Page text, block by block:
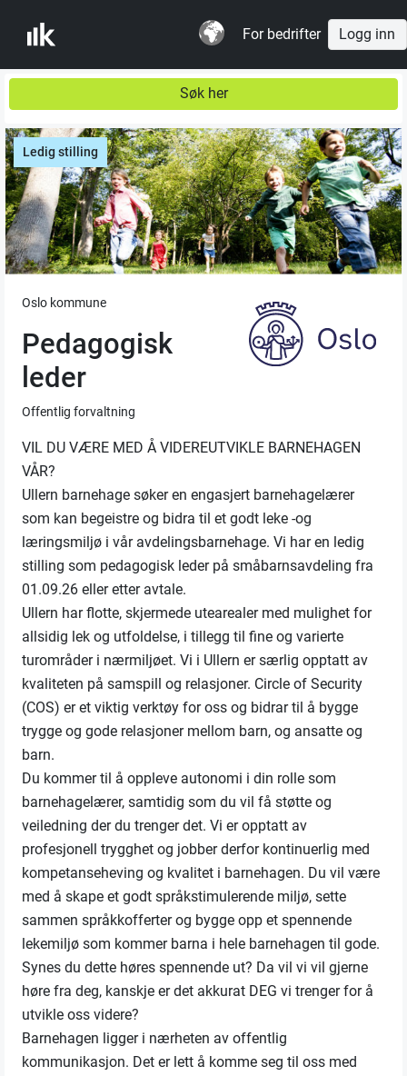
For bedrifter Logg inn
Søk her
Ledig stilling
Oslo kommune
Pedagogisk
leder
Offentlig forvaltning
VIL DU VÆRE MED Å VIDEREUTVIKLE BARNEHAGEN
VÅR?
Ullern barnehage søker en engasjert barnehagelærer
som kan begeistre og bidra til et godt leke -og
læringsmiljø i vår avdelingsbarnehage. Vi har en ledig
stilling som pedagogisk leder på småbarnsavdeling fra
01.09.26 eller etter avtale.
Ullern har flotte, skjermede utearealer med mulighet for
allsidig lek og utfoldelse, i tillegg til fine og varierte
turområder i nærmiljøet. Vi i Ullern er særlig opptatt av
kvaliteten på samspill og relasjoner. Circle of Security
(COS) er et viktig verktøy for oss og bidrar til å bygge
trygge og gode relasjoner mellom barn, og ansatte og
barn.
Du kommer til å oppleve autonomi i din rolle som
barnehagelærer, samtidig som du vil få støtte og
veiledning der du trenger det. Vi er opptatt av
profesjonell trygghet og jobber derfor kontinuerlig med
kompetanseheving og kvalitet i barnehagen. Du vil være
med å skape et godt språkstimulerende miljø, sette
sammen språkkofferter og bygge opp et spennende
lekemiljø som kommer barna i hele barnehagen til gode.
Synes du dette høres spennende ut? Da vil vi vil gjerne
høre fra deg, kanskje er det akkurat DEG vi trenger for å
utvikle oss videre?
Barnehagen ligger i nærheten av offentlig
kommunikasjon. Det er lett å komme seg til oss med